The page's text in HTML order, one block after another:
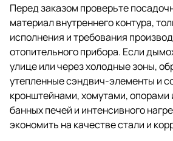
Перед заказом проверьте
материал внутреннего контура,
исполнения и требования
отопительного прибора. Если
улице или через холодные зоны,
утепленные сэндвич-элементы и
кронштейнами, хомутами, опорами
банных печей и интенсивного
экономить на качестве стали и